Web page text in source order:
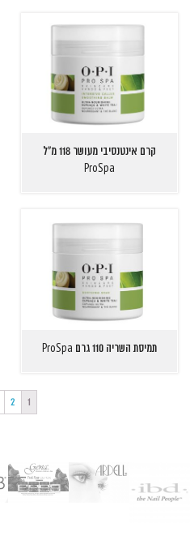
קרם אינטנסיבי מעושר 118 מ"ל
ProSpa
תמיסת השריה 110 גרם ProSpa
1
2